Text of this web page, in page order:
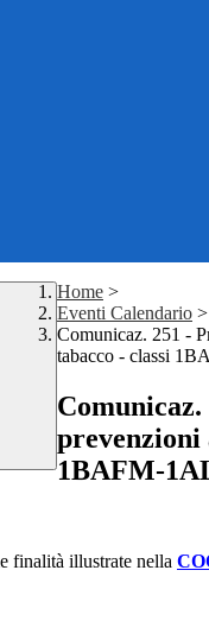
Home >
Eventi Calendario >
Comunicaz. 251 -
tabacco - classi
prevenzioni
1BAFM-
finalità illustrate nella